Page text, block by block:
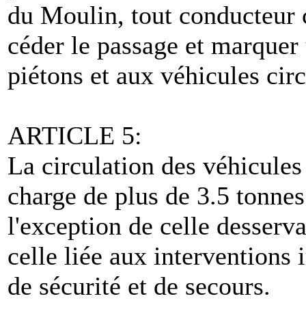
du Moulin, tout
céder le passage et
piétons et aux véhicules
ARTICLE 5:
La circulation des
charge de plus de 3.5
l'exception de celle
celle liée aux interventions
de sécurité et de secours.